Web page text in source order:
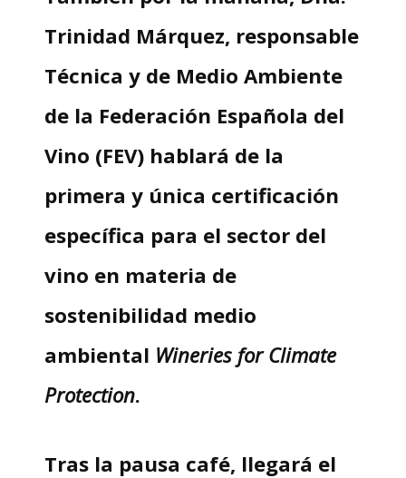
Trinidad Márquez, responsable
Técnica y de Medio Ambiente
de la Federación Española del
Vino (FEV) hablará de la
primera y única certificación
específica para el sector del
vino en materia de
sostenibilidad medio
ambiental Wineries for Climate
Protection.
Tras la pausa café, llegará el